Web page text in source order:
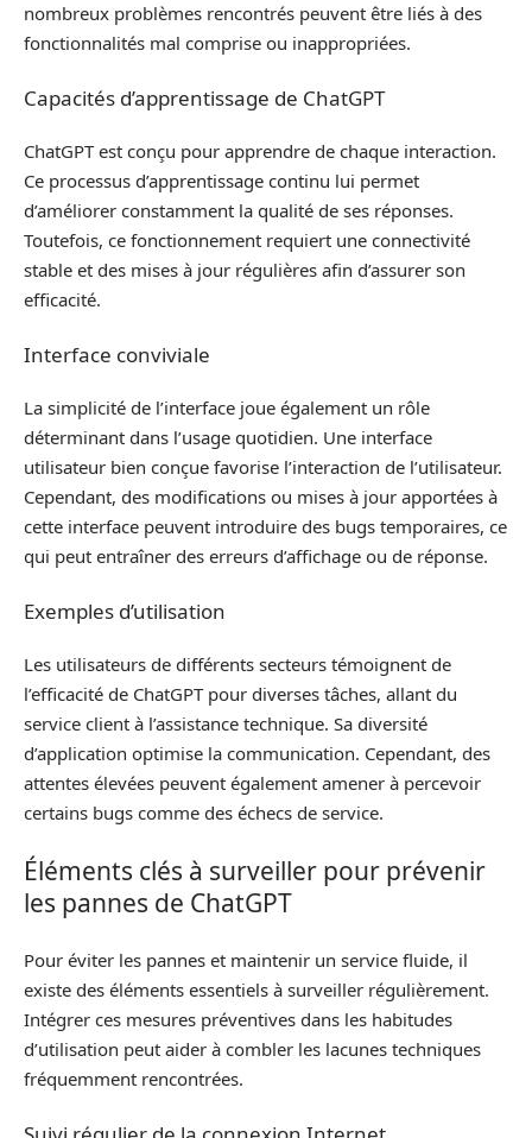
nombreux problèmes rencontrés peuvent être liés à des
fonctionnalités mal comprise ou inappropriées.
Capacités d’apprentissage de ChatGPT
ChatGPT est conçu pour apprendre de chaque interaction.
Ce processus d’apprentissage continu lui permet
d’améliorer constamment la qualité de ses réponses.
Toutefois, ce fonctionnement requiert une connectivité
stable et des mises à jour régulières afin d’assurer son
efficacité.
Interface conviviale
La simplicité de l’interface joue également un rôle
déterminant dans l’usage quotidien. Une interface
utilisateur bien conçue favorise l’interaction de l’utilisateur.
Cependant, des modifications ou mises à jour apportées à
cette interface peuvent introduire des bugs temporaires, ce
qui peut entraîner des erreurs d’affichage ou de réponse.
Exemples d’utilisation
Les utilisateurs de différents secteurs témoignent de
l’efficacité de ChatGPT pour diverses tâches, allant du
service client à l’assistance technique. Sa diversité
d’application optimise la communication. Cependant, des
attentes élevées peuvent également amener à percevoir
certains bugs comme des échecs de service.
Éléments clés à surveiller pour prévenir
les pannes de ChatGPT
Pour éviter les pannes et maintenir un service fluide, il
existe des éléments essentiels à surveiller régulièrement.
Intégrer ces mesures préventives dans les habitudes
d’utilisation peut aider à combler les lacunes techniques
fréquemment rencontrées.